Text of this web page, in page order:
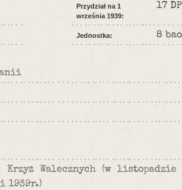
Przydział na 1
września 1939:
17 DP
Jednostka: 8
Krzyż Walecznych (w
1939r.)